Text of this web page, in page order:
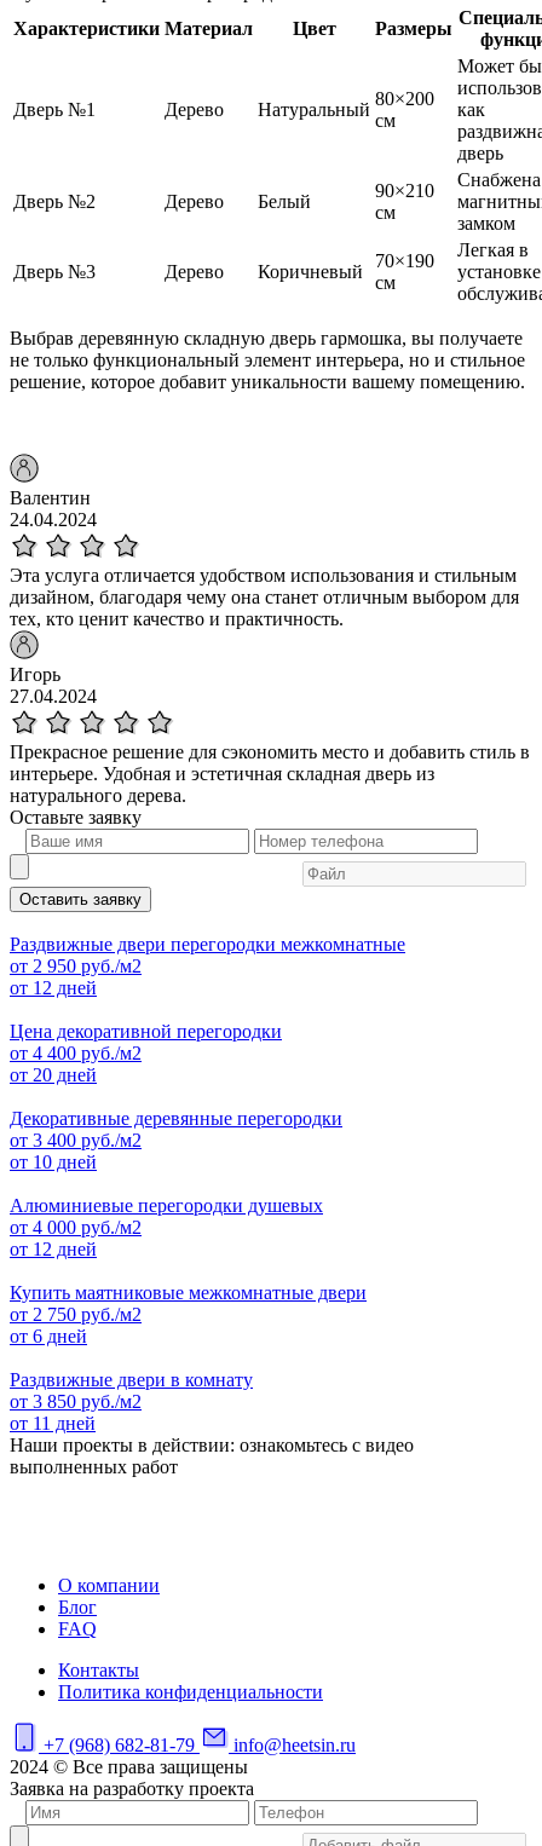
Характеристики Материал Цвет Размеры
Дверь №1 Дерево Натуральный
80×200
см
Может
как
дверь
Дверь №2 Дерево Белый
90×210
см
Снабжена
замком
Дверь №3 Дерево Коричневый
70×190
см
Легкая в
Выбрав деревянную складную дверь гармошка, вы получаете
не только функциональный элемент интерьера, но и стильное
решение, которое добавит уникальности вашему помещению.
Валентин
24.04.2024
Эта услуга отличается удобством использования и стильным
дизайном, благодаря чему она станет отличным выбором для
тех, кто ценит качество и практичность.
Игорь
27.04.2024
Прекрасное решение для сэкономить место и добавить стиль в
интерьере. Удобная и эстетичная складная дверь из
натурального дерева.
Оставьте заявку
Оставить заявку
Раздвижные двери перегородки межкомнатные
от 2 950 руб./м2
от 12 дней
Цена декоративной перегородки
от 4 400 руб./м2
от 20 дней
Декоративные деревянные перегородки
от 3 400 руб./м2
от 10 дней
Алюминиевые перегородки душевых
от 4 000 руб./м2
от 12 дней
Купить маятниковые межкомнатные двери
от 2 750 руб./м2
от 6 дней
Раздвижные двери в комнату
от 3 850 руб./м2
от 11 дней
Наши проекты в действии: ознакомьтесь с видео
выполненных работ
О компании
Блог
FAQ
Контакты
Политика конфиденциальности
+7 (968) 682-81-79
info@heetsin.ru
2024 © Все права защищены
Заявка на разработку проекта